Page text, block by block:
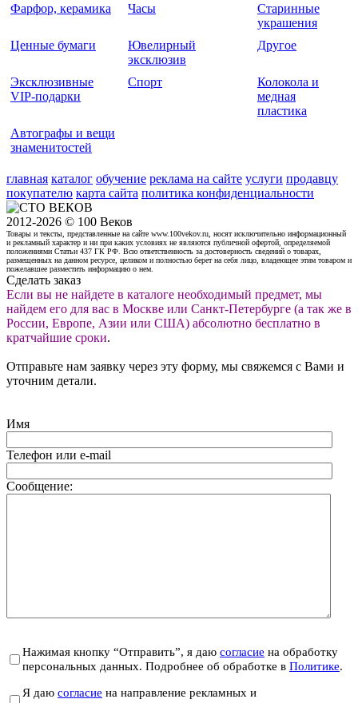
Фарфор, керамика
Часы
Старинные
украшения
Ценные бумаги
Ювелирный
эксклюзив
Другое
Эксклюзивные
VIP-подарки
Спорт
Колокола и
медная
пластика
Автографы и вещи
знаменитостей
главная каталог обучение реклама на сайте услуги продавцу
покупателю карта сайта политика конфиденциальности
2012-2026 © 100 Веков
Товары и тексты, представленные на сайте www.100vekov.ru, носят исключительно информационный
и рекламный характер и ни при каких условиях не являются публичной офертой, определяемой
положениями Статьи 437 ГК РФ. Всю ответственность за достоверность сведений о товарах,
размещенных на данном ресурсе, целиком и полностью берет на себя лицо, владеющее этим товаром и
пожелавшее разместить информацию о нем.
Сделать заказ
Если вы не найдете в каталоге необходимый предмет, мы
найдем его для вас в Москве или Санкт-Петербурге (а так же в
России, Европе, Азии или США) абсолютно бесплатно в
кратчайшие сроки.
Отправьте нам заявку через эту форму, мы свяжемся с Вами и
уточним детали.
Имя
Телефон или e-mail
Сообщение:
Нажимая кнопку “Отправить”, я даю согласие на обработку
персональных данных. Подробнее об обработке в Политике.
Я даю согласие на направление рекламных и